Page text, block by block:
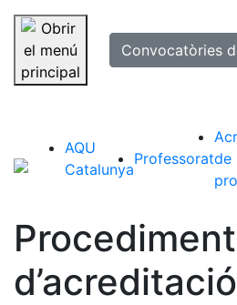
Saltar la navegació
selectedConvocatòries
AQU
Catalunya
Professoratde
Procediment
d’acreditació